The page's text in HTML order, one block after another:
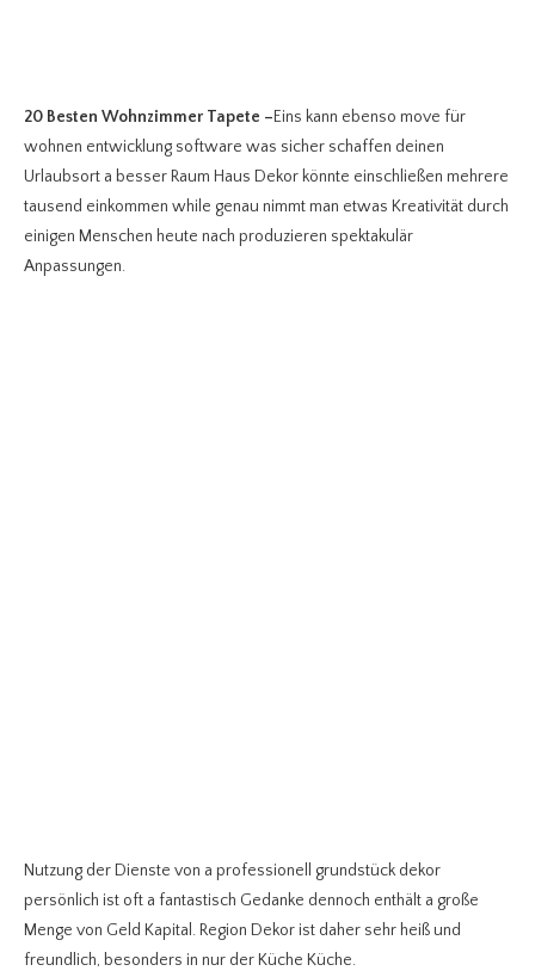
20 Besten Wohnzimmer Tapete –Eins kann ebenso move für
wohnen entwicklung software was sicher schaffen deinen
Urlaubsort a besser Raum Haus Dekor könnte einschließen mehrere
tausend einkommen while genau nimmt man etwas Kreativität durch
einigen Menschen heute nach produzieren spektakulär
Anpassungen.
Nutzung der Dienste von a professionell grundstück dekor
persönlich ist oft a fantastisch Gedanke dennoch enthält a große
Menge von Geld Kapital. Region Dekor ist daher sehr heiß und
freundlich, besonders in nur der Küche Küche.